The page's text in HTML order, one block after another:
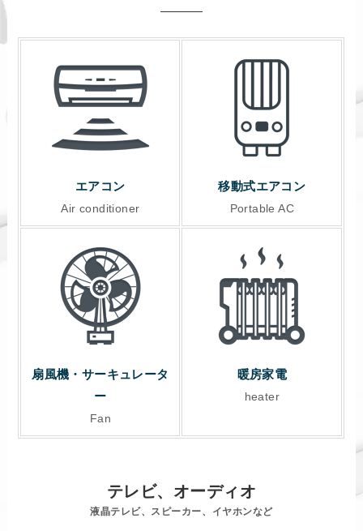
エアコン
Air conditioner
移動式エアコン
Portable AC
扇風機・サーキュレータ
ー
Fan
暖房家電
heater
テレビ、オーディオ
液晶テレビ、スピーカー、イヤホンなど